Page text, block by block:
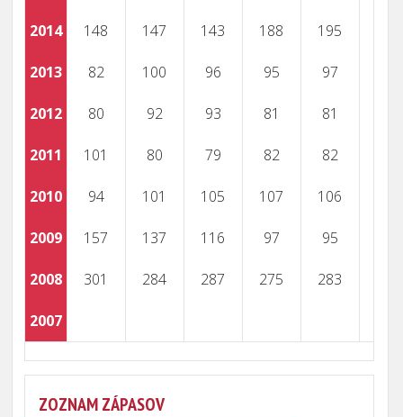
2014 148 147 143 188 195
2013 82 100 96 95 97
2012 80 92 93 81 81
2011 101 80 79 82 82
2010 94 101 105 107 106
2009 157 137 116 97 95
2008 301 284 287 275 283
2007
ZOZNAM ZÁPASOV